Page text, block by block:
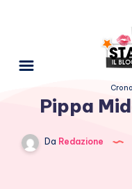
Pippa
Da Redazione